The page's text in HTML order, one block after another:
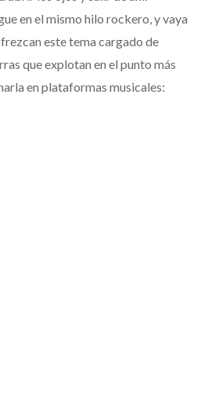
en el mismo hilo rockero, y vaya
este tema cargado de
que explotan en el punto más
en plataformas musicales: